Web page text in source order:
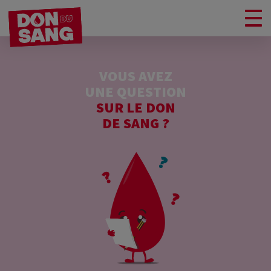
VOUS AVEZ
UNE QUESTION
SUR LE DON
DE SANG ?